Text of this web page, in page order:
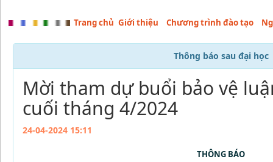
Trang chủ Giới thiệu Chương trình đào tạo
Thông báo sau đại học
Mời tham dự buổi bảo vệ
cuối tháng 4/2024
24-04-2024 15:11
THÔNG BÁO